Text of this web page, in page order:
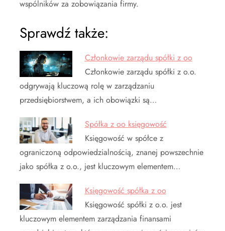
wspólników za zobowiązania firmy.
Sprawdź także:
Członkowie zarządu spółki z oo
Członkowie zarządu spółki z o.o.
odgrywają kluczową rolę w zarządzaniu
przedsiębiorstwem, a ich obowiązki są…
Spółka z oo księgowość
Księgowość w spółce z
ograniczoną odpowiedzialnością, znanej powszechnie
jako spółka z o.o., jest kluczowym elementem…
Księgowość spółka z oo
Księgowość spółki z o.o. jest
kluczowym elementem zarządzania finansami